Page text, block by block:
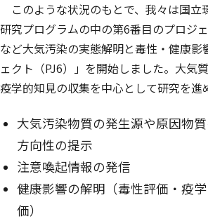
このような状況のもとで、我々は国立
研究プログラムの中の第6番目のプロジ
など大気汚染の実態解明と毒性・健康影
ェクト（PJ6）」を開始しました。大気
疫学的知見の収集を中心として研究を進
大気汚染物質の発生源や原因物
方向性の提示
注意喚起情報の発信
健康影響の解明（毒性評価・疫
価）